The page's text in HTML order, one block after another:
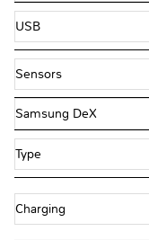
USB
Sensors
Samsung DeX
Type
Charging